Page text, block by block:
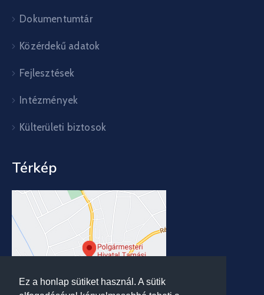
Ez a honlap sütiket használ. A sütik
Dokumentumtár
Közérdekű adatok
Fejlesztések
Intézmények
Külterületi biztosok
Térkép